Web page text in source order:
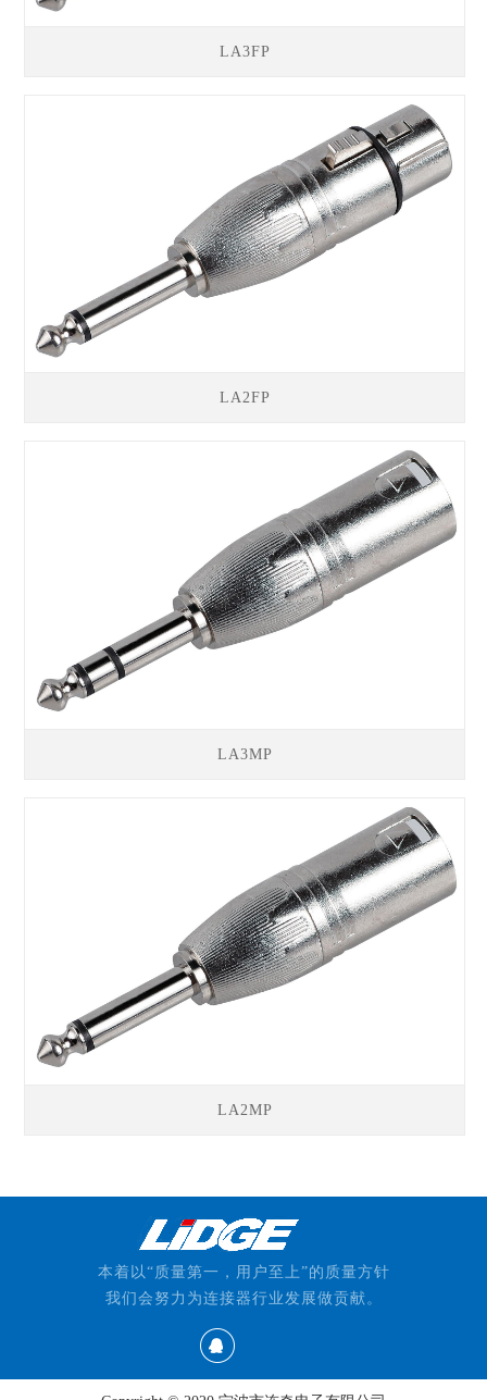
LA3FP
LA2FP
LA3MP
LA2MP
本着以“质量第一，用户至上”的质量方针
我们会努力为连接器行业发展做贡献。